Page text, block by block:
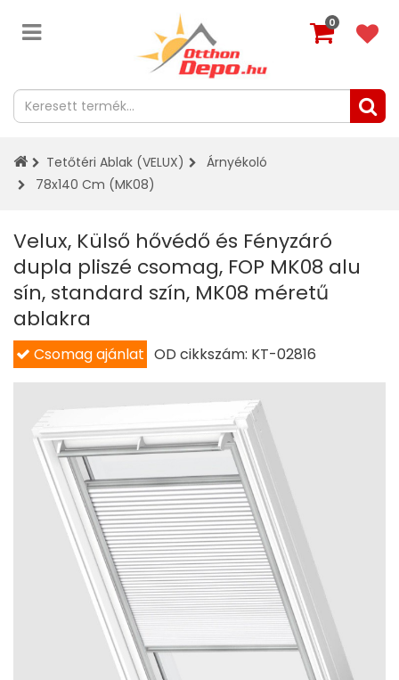
0
Tetőtéri Ablak (VELUX)
Árnyékoló
78x140 Cm (MK08)
Velux, Külső hővédő és Fényzáró
dupla pliszé csomag, FOP MK08 alu
sín, standard szín, MK08 méretű
ablakra
Csomag ajánlat OD cikkszám: KT-02816